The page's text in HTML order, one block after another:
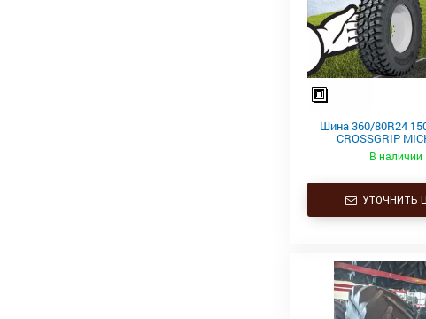
Шина 360/80R24
CROSSGRIP​
В наличии
УТОЧНИТЬ